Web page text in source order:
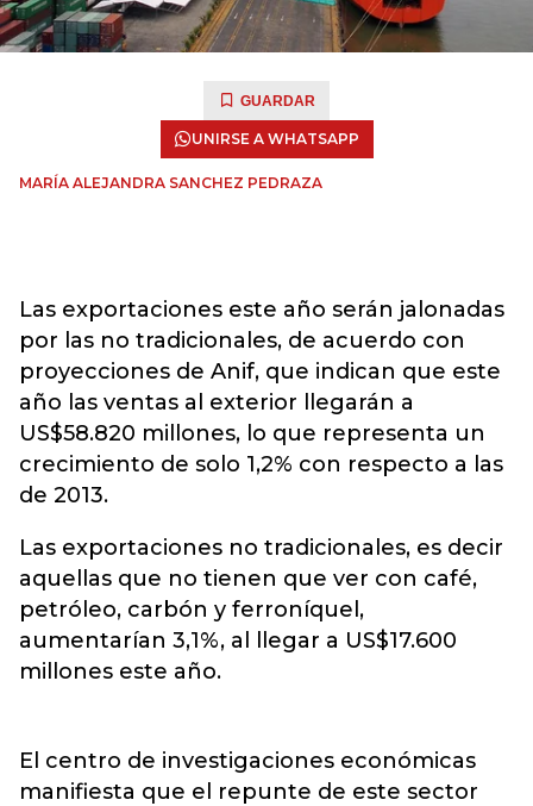
GUARDAR
UNIRSE A WHATSAPP
MARÍA ALEJANDRA SANCHEZ PEDRAZA
Las exportaciones este año serán jalonadas
por las no tradicionales, de acuerdo con
proyecciones de Anif, que indican que este
año las ventas al exterior llegarán a
US$58.820 millones, lo que representa un
crecimiento de solo 1,2% con respecto a las
de 2013.
Las exportaciones no tradicionales, es decir
aquellas que no tienen que ver con café,
petróleo, carbón y ferroníquel,
aumentarían 3,1%, al llegar a US$17.600
millones este año.
El centro de investigaciones económicas
manifiesta que el repunte de este sector